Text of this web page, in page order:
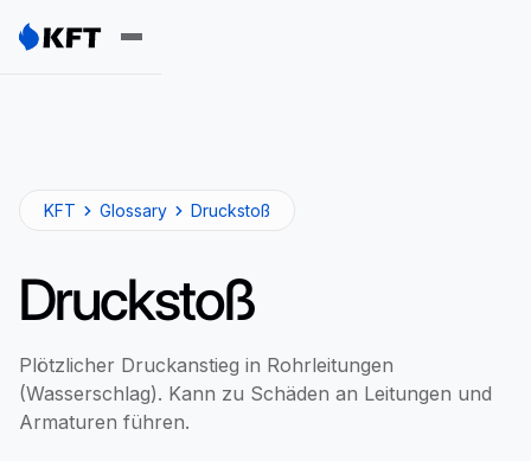
KFT Glossary Druckstoß
Druckstoß
Plötzlicher Druckanstieg in Rohrleitungen
(Wasserschlag). Kann zu Schäden an Leitungen und
Armaturen führen.